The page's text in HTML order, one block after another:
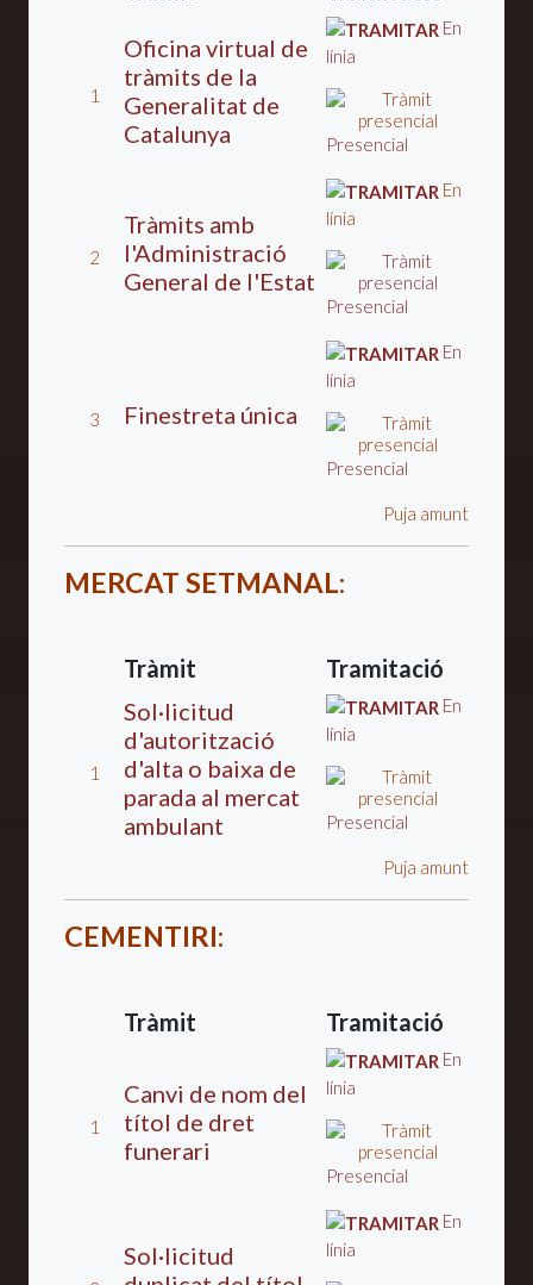
1
Oficina virtual de
tràmits de la
Generalitat de
Catalunya
En
línia
Presencial
2
Tràmits amb
l'Administració
General de l'Estat
En
línia
Presencial
3 Finestreta única
En
línia
Presencial
Puja amunt
MERCAT SETMANAL:
Tràmit Tramitació
1
Sol·licitud
d'autorització
d'alta o baixa de
parada al mercat
ambulant
En
línia
Presencial
Puja amunt
CEMENTIRI:
Tràmit Tramitació
1
Canvi de nom del
títol de dret
funerari
En
línia
Presencial
Sol·licitud
En
línia